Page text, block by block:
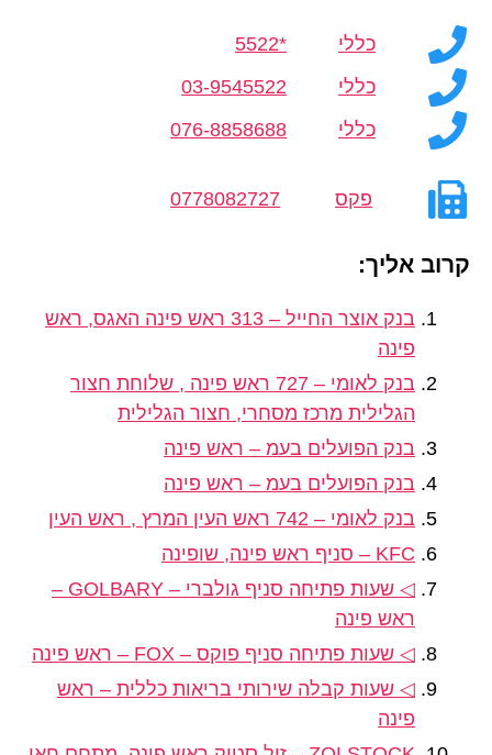
כללי
*5522
כללי
03-9545522
כללי
076-8858688
פקס 0778082727
קרוב אליך:
בנק אוצר החייל – 313 ראש פינה האגס, ראש
פינה
בנק לאומי – 727 ראש פינה , שלוחת חצור
הגלילית מרכז מסחרי, חצור הגלילית
בנק הפועלים בעמ – ראש פינה
בנק הפועלים בעמ – ראש פינה
בנק לאומי – 742 ראש העין המרץ , ראש העין
KFC – סניף ראש פינה, שופינה
◁ שעות פתיחה סניף גולברי – GOLBARY –
ראש פינה
◁ שעות פתיחה סניף פוקס – FOX – ראש פינה
◁ שעות קבלה שירותי בריאות כללית – ראש
פינה